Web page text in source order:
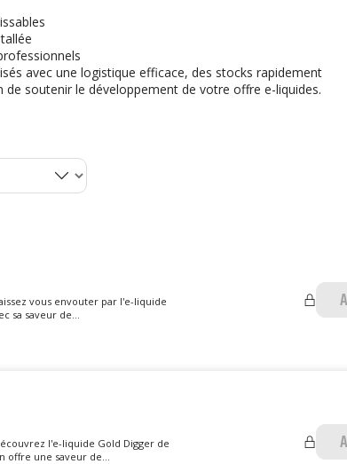
avec une logistique efficace, des stocks rapidement
soutenir le développement de votre offre e-liquides.
vous envouter par l'e-liquide
sa saveur de...
l'e-liquide Gold Digger de
une saveur de...